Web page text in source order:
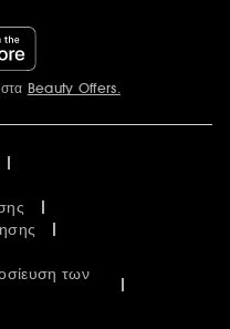
Beauty Offers.
των